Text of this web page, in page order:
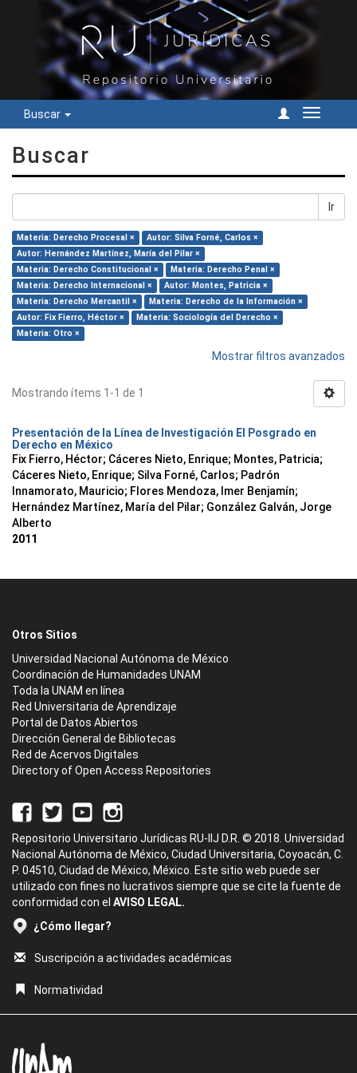
Buscar
Cambiar
Buscar
Ir
Materia: Derecho Procesal ×
Autor: Silva Forné, Carlos ×
Autor: Hernández Martínez, María del Pilar ×
Materia: Derecho Constitucional ×
Materia: Derecho Penal ×
Materia: Derecho Internacional ×
Autor: Montes, Patricia ×
Materia: Derecho Mercantil ×
Materia: Derecho de la Información ×
Autor: Fix Fierro, Héctor ×
Materia: Sociología del Derecho ×
Materia: Otro ×
Mostrar filtros avanzados
Mostrando ítems 1-1 de 1
Presentación de la Línea de Investigación El Posgrado en
Derecho en México
Fix Fierro, Héctor; Cáceres Nieto, Enrique; Montes, Patricia;
Cáceres Nieto, Enrique; Silva Forné, Carlos; Padrón
Innamorato, Mauricio; Flores Mendoza, Imer Benjamín;
Hernández Martínez, María del Pilar; González Galván, Jorge
Alberto
2011
Otros Sitios
Universidad Nacional Autónoma de México
Coordinación de Humanidades UNAM
Toda la UNAM en línea
Red Universitaria de Aprendizaje
Portal de Datos Abiertos
Dirección General de Bibliotecas
Red de Acervos Digitales
Directory of Open Access Repositories
Repositorio Universitario Jurídicas RU-IIJ D.R. © 2018. Universidad
Nacional Autónoma de México, Ciudad Universitaria, Coyoacán, C.
P. 04510, Ciudad de México, México. Este sitio web puede ser
utilizado con fines no lucrativos siempre que se cite la fuente de
conformidad con el AVISO LEGAL.
¿Cómo llegar?
Suscripción a actividades académicas
Normatividad